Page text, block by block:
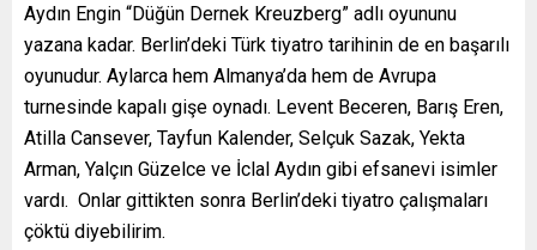
Aydın Engin “Düğün Dernek Kreuzberg” adlı oyununu
yazana kadar. Berlin’deki Türk tiyatro tarihinin de en başarılı
oyunudur. Aylarca hem Almanya’da hem de Avrupa
turnesinde kapalı gişe oynadı. Levent Beceren, Barış Eren,
Atilla Cansever, Tayfun Kalender, Selçuk Sazak, Yekta
Arman, Yalçın Güzelce ve İclal Aydın gibi efsanevi isimler
vardı. Onlar gittikten sonra Berlin’deki tiyatro çalışmaları
çöktü diyebilirim.